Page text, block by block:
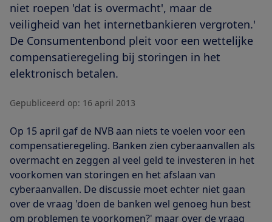
niet roepen 'dat is overmacht', maar de
veiligheid van het internetbankieren vergroten.'
De Consumentenbond pleit voor een wettelijke
compensatieregeling bij storingen in het
elektronisch betalen.
Gepubliceerd op: 16 april 2013
Op 15 april gaf de NVB aan niets te voelen voor een
compensatieregeling. Banken zien cyberaanvallen als
overmacht en zeggen al veel geld te investeren in het
voorkomen van storingen en het afslaan van
cyberaanvallen. De discussie moet echter niet gaan
over de vraag 'doen de banken wel genoeg hun best
om problemen te voorkomen?' maar over de vraag